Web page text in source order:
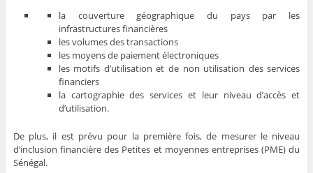
la couverture géographique du pays par les
infrastructures financières
les volumes des transactions
les moyens de paiement électroniques
les motifs d’utilisation et de non utilisation des services
financiers
la cartographie des services et leur niveau d’accès et
d’utilisation.
De plus, il est prévu pour la première fois, de mesurer le niveau
d’inclusion financière des Petites et moyennes entreprises (PME) du
Sénégal.